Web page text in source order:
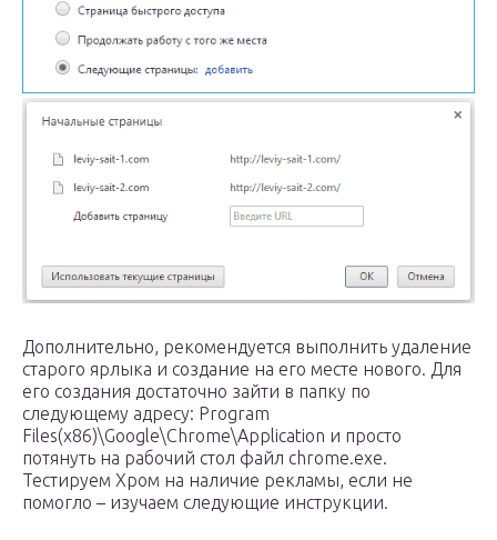
Дополнительно, рекомендуется выполнить удаление
старого ярлыка и создание на его месте нового. Для
его создания достаточно зайти в папку по
следующему адресу: Program
Files(x86)\Google\Chrome\Application и просто
потянуть на рабочий стол файл chrome.exe.
Тестируем Хром на наличие рекламы, если не
помогло – изучаем следующие инструкции.